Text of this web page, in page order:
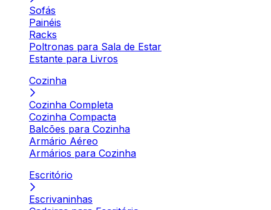
Sofás
Painéis
Racks
Poltronas para Sala de Estar
Estante para Livros
Cozinha
Cozinha Completa
Cozinha Compacta
Balcões para Cozinha
Armário Aéreo
Armários para Cozinha
Escritório
Escrivaninhas